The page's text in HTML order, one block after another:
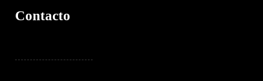
Contacto